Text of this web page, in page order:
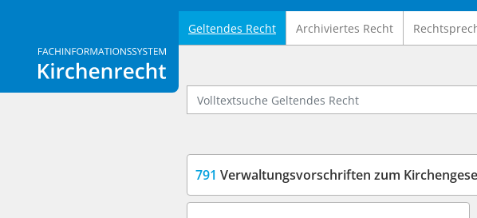
Logo Fachinformationssystem Kirchenrecht
Geltendes Recht Archiviertes Recht
Volltextsuche Geltendes Recht
791 Verwaltungsvorschriften zum Kirchengesetz über die